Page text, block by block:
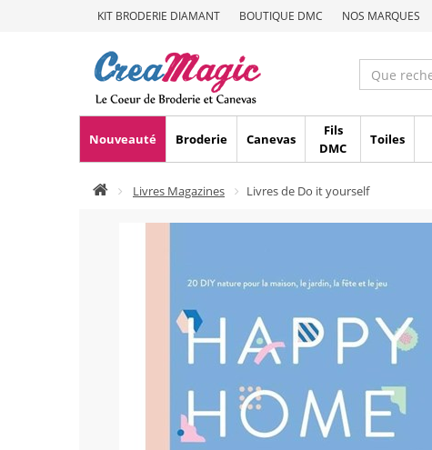
KIT BRODERIE DIAMANT BOUTIQUE DMC NOS MARQUES
Nouveauté Broderie Canevas
Fils
DMC
Toiles
Livres Magazines Livres de Do it yourself